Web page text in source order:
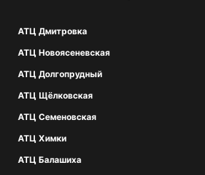
АТЦ Дмитровка
АТЦ Новоясеневская
АТЦ Долгопрудный
АТЦ Щёлковская
АТЦ Семеновская
АТЦ Химки
АТЦ Балашиха